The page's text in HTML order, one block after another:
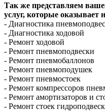
Так же представляем
услуг, которые
- Диагностика
- Диагностика ходовой
- Ремонт ходовой
- Ремонт пневмоподвески
- Ремонт пневмобаллонов
- Ремонт пневмоподушек
- Ремонт пневмостоек
- Ремонт компрессоров
- Ремонт амортизаторов и
- Ремонт стоек